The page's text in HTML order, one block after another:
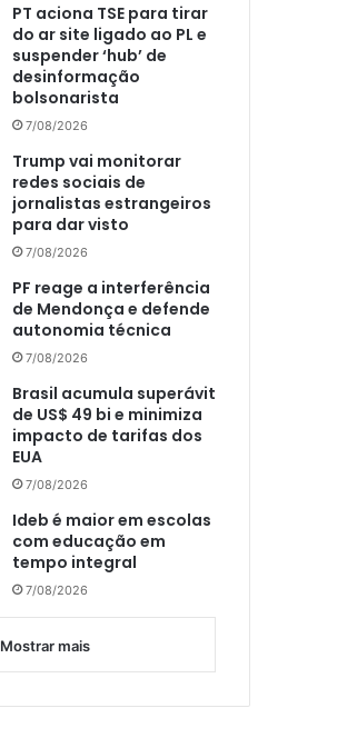
PT aciona TSE para tirar
do ar site ligado ao PL e
suspender ‘hub’ de
desinformação
bolsonarista
7/08/2026
Trump vai monitorar
redes sociais de
jornalistas estrangeiros
para dar visto
7/08/2026
PF reage a interferência
de Mendonça e defende
autonomia técnica
7/08/2026
Brasil acumula superávit
de US$ 49 bi e minimiza
impacto de tarifas dos
EUA
7/08/2026
Ideb é maior em escolas
com educação em
tempo integral
7/08/2026
Mostrar mais